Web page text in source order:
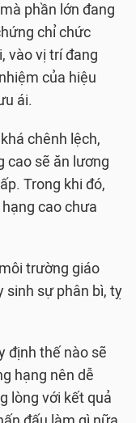
phần lớn đang
chỉ chức
vào vị trí đang
của hiệu
ái.
chênh lệch,
cao sẽ ăn lương
Trong khi đó,
cao chưa
trường giáo
sinh sự phân bì, tỵ
định thế nào sẽ
hạng nên dễ
lòng với kết quả